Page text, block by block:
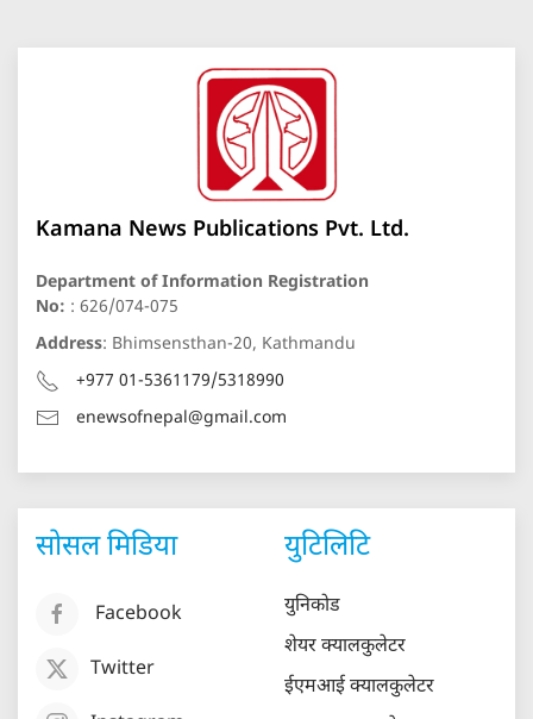
Kamana News Publications Pvt. Ltd.
Department of Information Registration
No: : 626/074-075
Address: Bhimsensthan-20, Kathmandu
+977 01-5361179/5318990
enewsofnepal@gmail.com
सोसल मिडिया
Facebook
Twitter
युटिलिटि
युनिकोड
शेयर क्यालकुलेटर
ईएमआई क्यालकुलेटर